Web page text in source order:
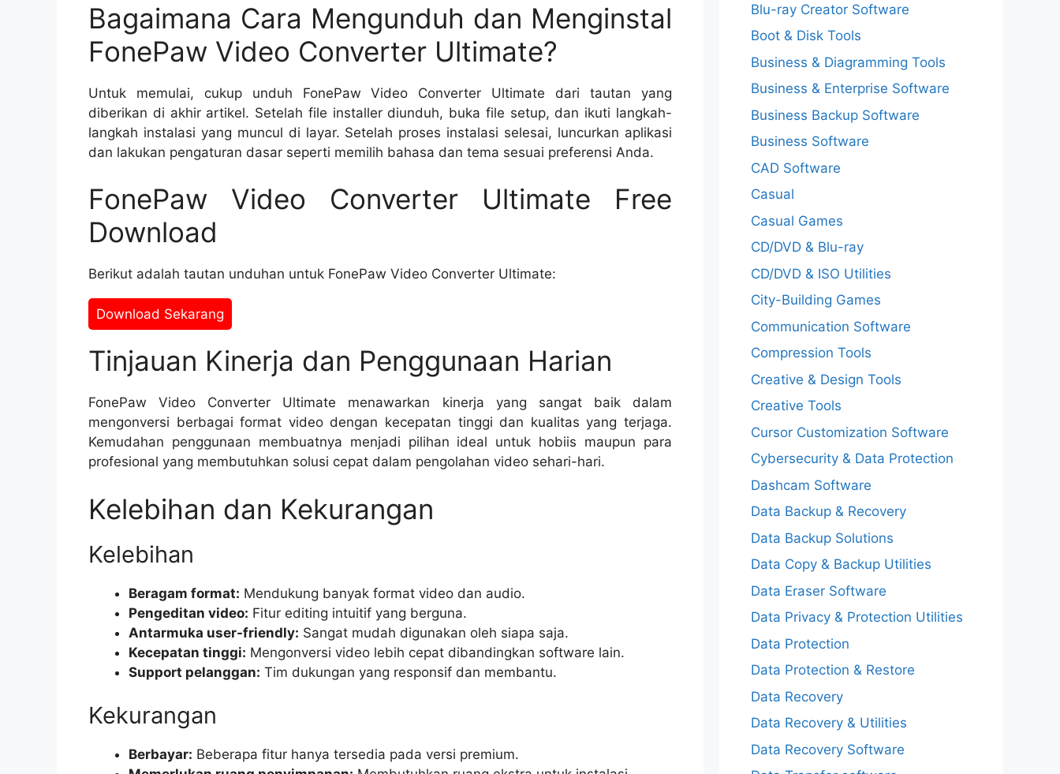
Bagaimana Cara Mengunduh dan Menginstal
FonePaw Video Converter Ultimate?
Untuk memulai, cukup unduh FonePaw Video Converter Ultimate dari tautan yang
diberikan di akhir artikel. Setelah file installer diunduh, buka file setup, dan ikuti langkah-
langkah instalasi yang muncul di layar. Setelah proses instalasi selesai, luncurkan aplikasi
dan lakukan pengaturan dasar seperti memilih bahasa dan tema sesuai preferensi Anda.
FonePaw Video Converter Ultimate Free
Download
Berikut adalah tautan unduhan untuk FonePaw Video Converter Ultimate:
Download Sekarang
Tinjauan Kinerja dan Penggunaan Harian
FonePaw Video Converter Ultimate menawarkan kinerja yang sangat baik dalam
mengonversi berbagai format video dengan kecepatan tinggi dan kualitas yang terjaga.
Kemudahan penggunaan membuatnya menjadi pilihan ideal untuk hobiis maupun para
profesional yang membutuhkan solusi cepat dalam pengolahan video sehari-hari.
Kelebihan dan Kekurangan
Kelebihan
Beragam format: Mendukung banyak format video dan audio.
Pengeditan video: Fitur editing intuitif yang berguna.
Antarmuka user-friendly: Sangat mudah digunakan oleh siapa saja.
Kecepatan tinggi: Mengonversi video lebih cepat dibandingkan software lain.
Support pelanggan: Tim dukungan yang responsif dan membantu.
Kekurangan
Berbayar: Beberapa fitur hanya tersedia pada versi premium.
Blu-ray Creator Software
Boot & Disk Tools
Business & Diagramming Tools
Business & Enterprise Software
Business Backup Software
Business Software
CAD Software
Casual
Casual Games
CD/DVD & Blu-ray
CD/DVD & ISO Utilities
City-Building Games
Communication Software
Compression Tools
Creative & Design Tools
Creative Tools
Cursor Customization Software
Cybersecurity & Data Protection
Dashcam Software
Data Backup & Recovery
Data Backup Solutions
Data Copy & Backup Utilities
Data Eraser Software
Data Privacy & Protection Utilities
Data Protection
Data Protection & Restore
Data Recovery
Data Recovery & Utilities
Data Recovery Software